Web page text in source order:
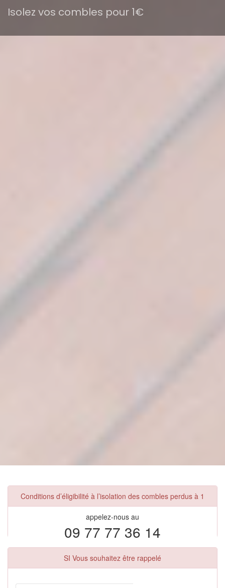
Isolez vos combles pour 1€
Conditions d’éligibilité à l’isolation des combles perdus à 1
appelez-nous au
09 77 77 36 14
SI Vous souhaitez être rappelé